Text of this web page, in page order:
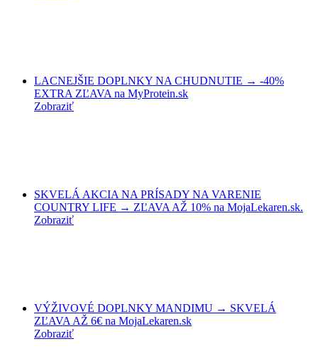
LACNEJŠIE DOPLNKY NA CHUDNUTIE → -40%
EXTRA ZĽAVA na MyProtein.sk
Zobraziť
SKVELÁ AKCIA NA PRÍSADY NA VARENIE
COUNTRY LIFE → ZĽAVA AŽ 10% na MojaLekaren.sk.
Zobraziť
VÝŽIVOVÉ DOPLNKY MANDIMU → SKVELÁ
ZĽAVA AŽ 6€ na MojaLekaren.sk
Zobraziť